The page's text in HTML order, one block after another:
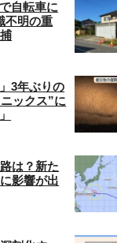
自転車に
不明の重
3年ぶりの
ックス”に
は？新た
影響が出